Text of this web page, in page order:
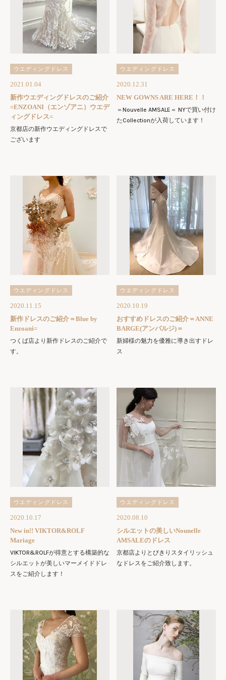
ウエディングドレス
2021.01.04
新作ウエディングドレスのご紹介
=ENZOANI（エンゾアニ）ウエデ
ィングドレス=
京都店の新作ウエディングドレスで
ございます
ウエディングドレス
2020.12.31
NEW GOWNS ARE HERE！！
＝Nouvelle AMSALE＝ NYで買い付け
たCollectionが入荷しています！
ウエディングドレス
2020.11.15
新作ドレスのご紹介＝Blue by
Enzoani=
つくば店より新作ドレスのご紹介で
す。
ウエディングドレス
2020.10.19
おすすめドレスのご紹介＝ANNE
BARGE(アンバルジ)＝
新婦様の魅力を優雅に導き出すドレ
ス
ウエディングドレス
2020.10.17
New in!! VIKTOR&ROLF
Mariage
VIKTOR&ROLFが得意とする構築的な
シルエットが美しいマーメイドドレ
スをご紹介します！
ウエディングドレス
2020.08.10
シルエットの美しいNounelle
AMSALEのドレス
京都店よりとびきりスタイリッシュ
なドレスをご紹介致します。